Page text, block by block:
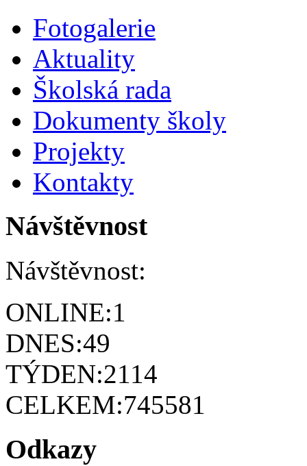
Fotogalerie
Aktuality
Školská rada
Dokumenty školy
Projekty
Kontakty
Návštěvnost
Návštěvnost:
ONLINE:1
DNES:49
TÝDEN:2114
CELKEM:745581
Odkazy